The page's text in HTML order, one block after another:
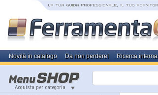
Novità in catalogo Da non perdere! Ricerca interna
Acquista per categoria